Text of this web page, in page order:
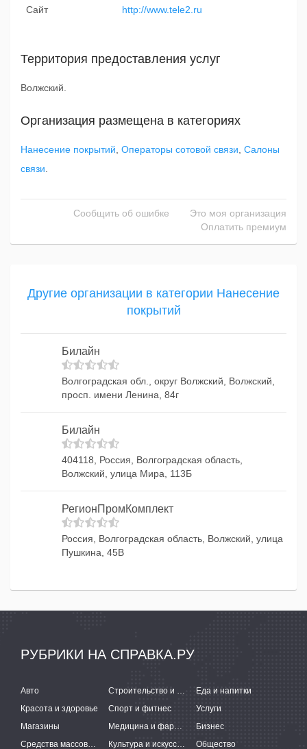
Сайт http://www.tele2.ru
Территория предоставления услуг
Волжский.
Организация размещена в категориях
Нанесение покрытий Операторы сотовой связи Салоны
связи
Сообщить об ошибке
Это моя организация
Оплатить премиум
Другие организации в категории Нанесение
покрытий
Билайн
Волгоградская обл., округ Волжский, Волжский,
просп. имени Ленина, 84г
Билайн
404118, Россия, Волгоградская область,
Волжский, улица Мира, 113Б
РегионПромКомплект
Россия, Волгоградская область, Волжский, улица
Пушкина, 45В
РУБРИКИ НА СПРАВКА.РУ
Авто Строительство и ремонт
Еда и напитки
Красота и здоровье
Спорт и фитнес
Услуги
Магазины
Медицина и фармацевтика
Бизнес
Средства массовой информации
Культура и искусство Общество